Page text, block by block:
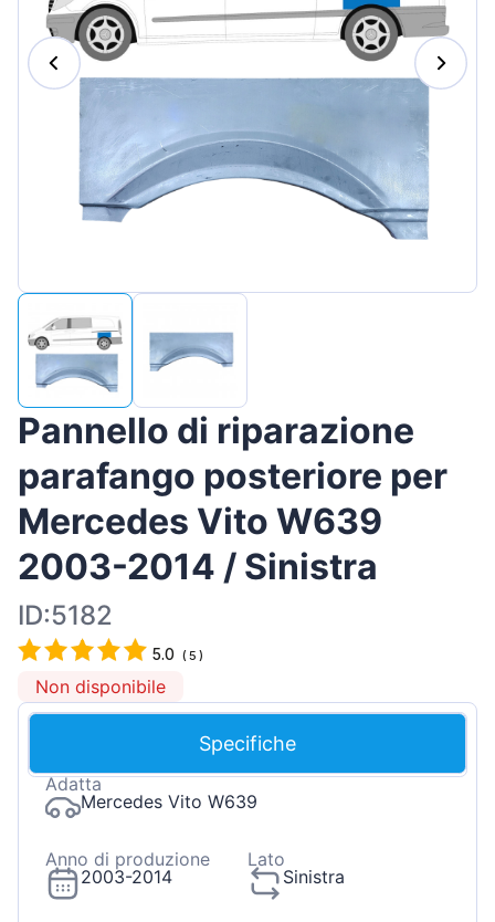
Lietuvių
Hrvatski
Slovenian
Latvian
Pannello di riparazione
parafango posteriore per
Mercedes Vito W639
2003-2014 / Sinistra
ID:5182
5.0 (5 )
Non disponibile
Specifiche
Adatta
Mercedes Vito W639
Anno di produzione
2003-2014
Lato
Sinistra